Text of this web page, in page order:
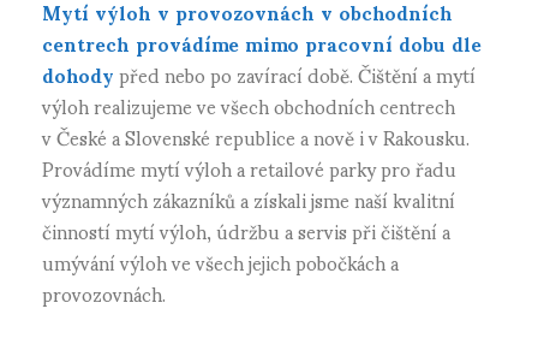
centrech provádíme mimo pracovní dobu dle
dohodypřed nebo po zavírací době. Čištění a mytí
výloh realizujeme ve všech obchodních centrech
v České a Slovenské republice a nově i v Rakousku.
Provádíme mytí výloh a retailové parky pro řadu
významných zákazníků a získali jsme naší kvalitní
činností mytí výloh, údržbu a servis při čištění a
umývání výloh ve všech jejich pobočkách a
provozovnách.